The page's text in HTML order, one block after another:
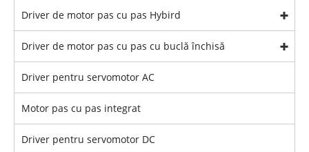
Driver de motor pas cu pas Hybird
Driver de motor pas cu pas cu buclă închisă
Driver pentru servomotor AC
Motor pas cu pas integrat
Driver pentru servomotor DC